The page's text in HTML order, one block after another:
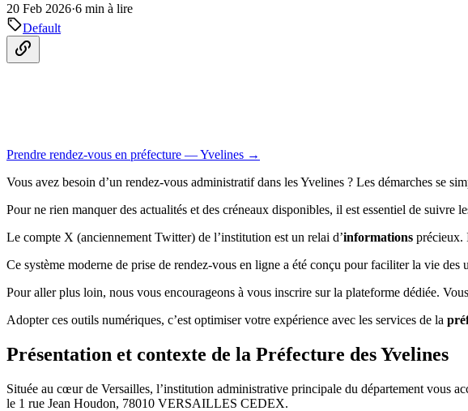
20 Feb 2026·6 min à lire
Default
Prendre rendez-vous en préfecture — Yvelines →
Vous avez besoin d’un rendez-vous administratif dans les Yvelines ? Les démarches se
Pour ne rien manquer des actualités et des créneaux disponibles, il est essentiel de suivre
Le compte X (anciennement Twitter) de l’institution est un relai d’informations précieux.
Ce système moderne de prise de rendez-vous en ligne a été conçu pour faciliter la vie des
Pour aller plus loin, nous vous encourageons à vous inscrire sur la plateforme dédiée.
Adopter ces outils numériques, c’est optimiser votre expérience avec les services de la
Présentation et contexte de la Préfecture des Yvelines
Située au cœur de Versailles, l’institution administrative principale du département vous
le 1 rue Jean Houdon, 78010 VERSAILLES CEDEX.